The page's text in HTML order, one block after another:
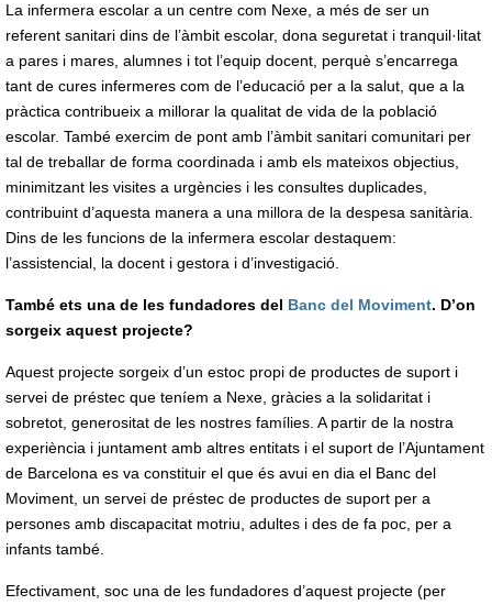
La infermera escolar a un centre com Nexe, a més de ser un
referent sanitari dins de l’àmbit escolar, dona seguretat i tranquil·litat
a pares i mares, alumnes i tot l’equip docent, perquè s’encarrega
tant de cures infermeres com de l’educació per a la salut, que a la
pràctica contribueix a millorar la qualitat de vida de la població
escolar. També exercim de pont amb l’àmbit sanitari comunitari per
tal de treballar de forma coordinada i amb els mateixos objectius,
minimitzant les visites a urgències i les consultes duplicades,
contribuint d’aquesta manera a una millora de la despesa sanitària.
Dins de les funcions de la infermera escolar destaquem:
l’assistencial, la docent i gestora i d’investigació.
També ets una de les fundadores del Banc del Moviment. D’on
sorgeix aquest projecte?
Aquest projecte sorgeix d’un estoc propi de productes de suport i
servei de préstec que teníem a Nexe, gràcies a la solidaritat i
sobretot, generositat de les nostres famílies. A partir de la nostra
experiència i juntament amb altres entitats i el suport de l’Ajuntament
de Barcelona es va constituir el que és avui en dia el Banc del
Moviment, un servei de préstec de productes de suport per a
persones amb discapacitat motriu, adultes i des de fa poc, per a
infants també.
Efectivament, soc una de les fundadores d’aquest projecte (per